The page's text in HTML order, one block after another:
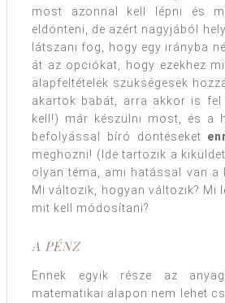
most azonnal kell lépni és
eldönteni, de azért nagyjából
látszani fog, hogy egy irányba
át az opciókat, hogy ezekhez
alapfeltételek szükségesek
akartok babát, arra akkor is
kell!) már készülni most, és a
befolyással bíró döntéseket
meghozni! (Ide tartozik a
olyan téma, ami hatással van a
Mi változik, hogyan változik? Mi
mit kell módosítani?
A PÉNZ
Ennek egyik része az
matematikai alapon nem lehet